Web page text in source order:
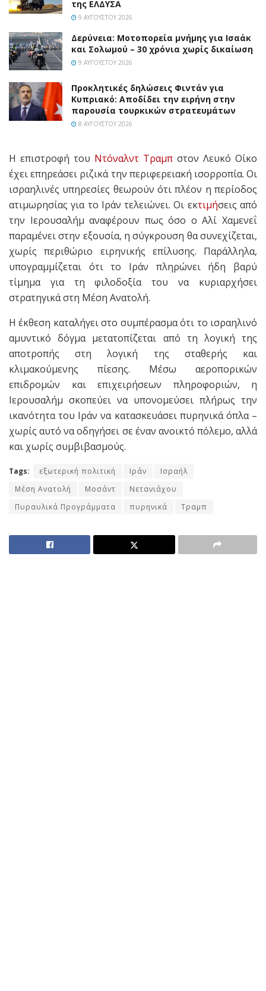
της ΕΛΔΥΣΑ
9 ΑΥΓΟΎΣΤΟΥ 2026
Δερύνεια: Μοτοπορεία μνήμης για Ισαάκ
και Σολωμού – 30 χρόνια χωρίς δικαίωση
9 ΑΥΓΟΎΣΤΟΥ 2026
Προκλητικές δηλώσεις Φιντάν για
Κυπριακό: Αποδίδει την ειρήνη στην
παρουσία τουρκικών στρατευμάτων
8 ΑΥΓΟΎΣΤΟΥ 2026
Η επιστροφή του Ντόναλντ Τραμπ στον Λευκό Οίκο
έχει επηρεάσει ριζικά την περιφερειακή ισορροπία. Οι
ισραηλινές υπηρεσίες θεωρούν ότι πλέον η περίοδος
ατιμωρησίας για το Ιράν τελειώνει. Οι εκτιμήσεις από
την Ιερουσαλήμ αναφέρουν πως όσο ο Αλί Χαμενεΐ
παραμένει στην εξουσία, η σύγκρουση θα συνεχίζεται,
χωρίς περιθώριο ειρηνικής επίλυσης. Παράλληλα,
υπογραμμίζεται ότι το Ιράν πληρώνει ήδη βαρύ
τίμημα για τη φιλοδοξία του να κυριαρχήσει
στρατηγικά στη Μέση Ανατολή.
Η έκθεση καταλήγει στο συμπέρασμα ότι το ισραηλινό
αμυντικό δόγμα μετατοπίζεται από τη λογική της
αποτροπής στη λογική της σταθερής και
κλιμακούμενης πίεσης. Μέσω αεροπορικών
επιδρομών και επιχειρήσεων πληροφοριών, η
Ιερουσαλήμ σκοπεύει να υπονομεύσει πλήρως την
ικανότητα του Ιράν να κατασκευάσει πυρηνικά όπλα –
χωρίς αυτό να οδηγήσει σε έναν ανοικτό πόλεμο, αλλά
και χωρίς συμβιβασμούς.
Tags: εξωτερική πολιτική Ιράν
Ισραήλ
Μέση Ανατολή
Μοσάντ
Νετανιάχου
Πυραυλικά Προγράμματα
πυρηνικά Τραμπ